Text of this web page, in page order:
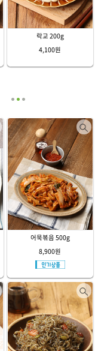
락교 200g
4,100원
어묵볶음 500g
8,900원